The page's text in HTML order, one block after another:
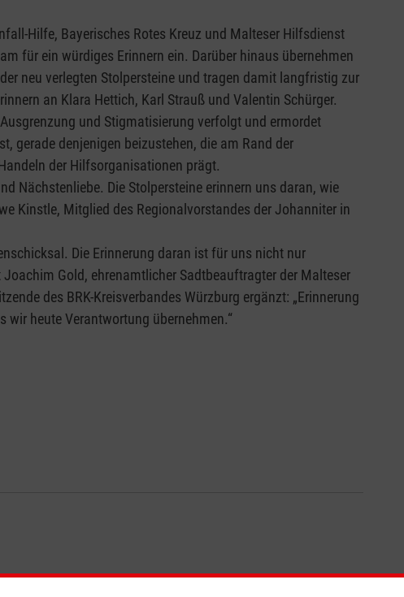
Hilfe, Bayerisches Rotes Kreuz und Malteser Hilfsdienst
für ein würdiges Erinnern ein. Darüber hinaus übernehmen
neu verlegten Stolpersteine und tragen damit langfristig zur
an Klara Hettich, Karl Strauß und Valentin Schürger.
und Stigmatisierung verfolgt und ermordet
gerade denjenigen beizustehen, die am Rand der
der Hilfsorganisationen prägt.
Nächstenliebe. Die Stolpersteine erinnern uns daran, wie
Kinstle, Mitglied des Regionalvorstandes der Johanniter in
Die Erinnerung daran ist für uns nicht nur
Gold, ehrenamtlicher Sadtbeauftragter der Malteser
des BRK-Kreisverbandes Würzburg ergänzt: „Erinnerung
wir heute Verantwortung übernehmen.“